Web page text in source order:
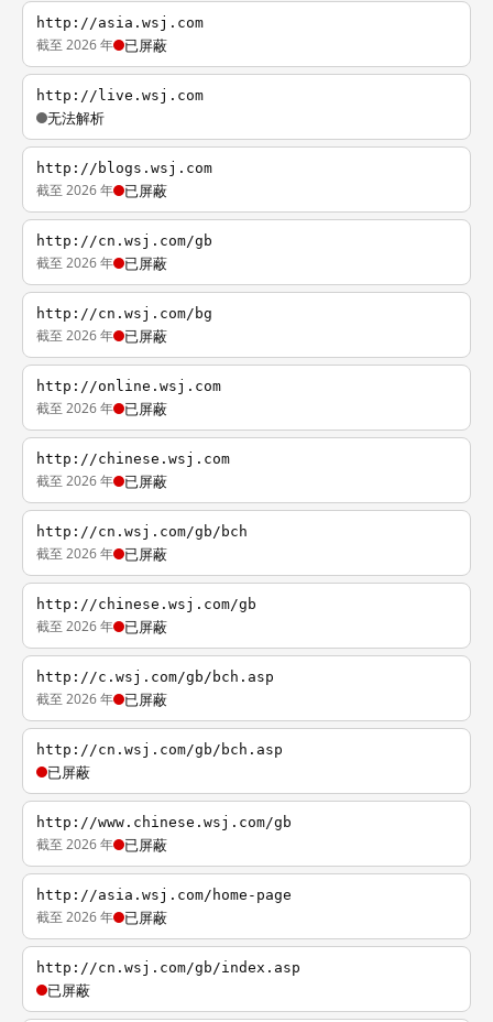
http://asia.wsj.com
截至 2026 年 已屏蔽
http://live.wsj.com
无法解析
http://blogs.wsj.com
截至 2026 年 已屏蔽
http://cn.wsj.com/gb
截至 2026 年 已屏蔽
http://cn.wsj.com/bg
截至 2026 年 已屏蔽
http://online.wsj.com
截至 2026 年 已屏蔽
http://chinese.wsj.com
截至 2026 年 已屏蔽
http://cn.wsj.com/gb/bch
截至 2026 年 已屏蔽
http://chinese.wsj.com/gb
截至 2026 年 已屏蔽
http://c.wsj.com/gb/bch.asp
截至 2026 年 已屏蔽
http://cn.wsj.com/gb/bch.asp
已屏蔽
http://www.chinese.wsj.com/gb
截至 2026 年 已屏蔽
http://asia.wsj.com/home-page
截至 2026 年 已屏蔽
http://cn.wsj.com/gb/index.asp
已屏蔽